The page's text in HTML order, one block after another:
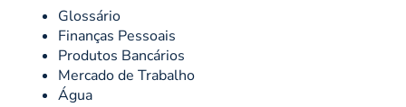
Glossário
Finanças Pessoais
Produtos Bancários
Mercado de Trabalho
Água